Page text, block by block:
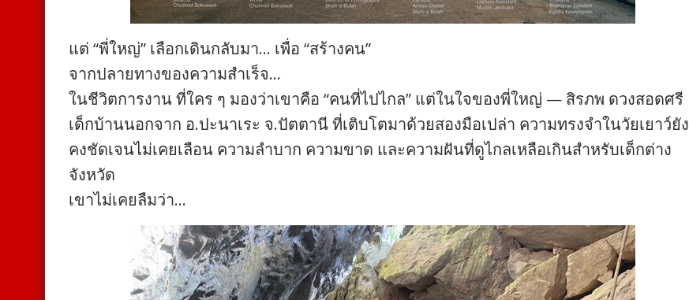
แต่ “พี่ใหญ่” เลือกเดินกลับมา… เพื่อ “สร้างคน”
จากปลายทางของความสำเร็จ…
ในชีวิตการงาน ที่ใคร ๆ มองว่าเขาคือ “คนที่ไปไกล” แต่ในใจของพี่ใหญ่ — สิรภพ ดวงสอดศรี
เด็กบ้านนอกจาก อ.ปะนาเระ จ.ปัตตานี ที่เติบโตมาด้วยสองมือเปล่า ความทรงจำในวัยเยาว์ยัง
คงชัดเจนไม่เคยเลือน ความลำบาก ความขาด และความฝันที่ดูไกลเหลือเกินสำหรับเด็กต่าง
จังหวัด
เขาไม่เคยลืมว่า…